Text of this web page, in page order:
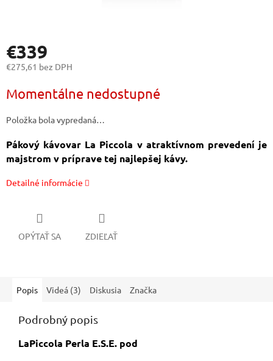
€339
€275,61 bez DPH
cena:
Momentálne nedostupné
Položka bola vypredaná…
Pákový kávovar La Piccola v atraktívnom prevedení je
majstrom v príprave tej najlepšej kávy.
Detailné informácie
OPÝTAŤ SA ZDIEĽAŤ
Popis Videá (3) Diskusia Značka
Podrobný popis
LaPiccola Perla E.S.E. pod